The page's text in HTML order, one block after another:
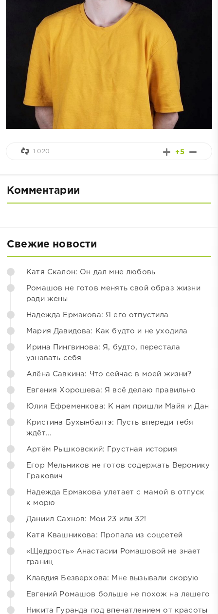
+5
1 020
Комментарии
Свежие новости
Катя Скалон: Он дал мне любовь
Ромашов не готов менять свой образ жизни
ради жены
Надежда Ермакова: Я его отпустила
Мария Давидова: Как будто и не уходила
Ирина Пингвинова: Я, будто, перестала
узнавать себя
Алёна Савкина: Что сейчас в моей жизни?
Евгения Хорошева: Я всё делаю правильно
Юлия Ефременкова: К нам пришли Майя и Дан
Кристина Бухынбалтэ: Пусть впереди тебя
ждёт...
Артём Рышковский: Грустная история
Егор Мельников не готов содержать Веронику
Гракович
Надежда Ермакова улетает с мамой в отпуск
к морю
Даниил Сахнов: Мои 23 или 32!
Катя Квашникова: Пропала из соцсетей
«Щедрость» Анастасии Ромашовой не знает
границ
Клавдия Безверхова: Мне вызывали скорую
Евгений Ромашов больше не похож на лешего
Никита Гуранда под впечатлением от красоты